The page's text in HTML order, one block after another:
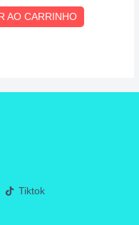
AO CARRINHO
Tiktok